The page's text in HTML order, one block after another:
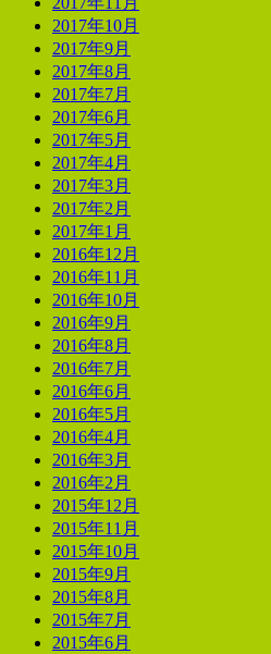
2017年10月
2017年9月
2017年8月
2017年7月
2017年6月
2017年5月
2017年4月
2017年3月
2017年2月
2017年1月
2016年12月
2016年11月
2016年10月
2016年9月
2016年8月
2016年7月
2016年6月
2016年5月
2016年4月
2016年3月
2016年2月
2015年12月
2015年11月
2015年10月
2015年9月
2015年8月
2015年7月
2015年6月